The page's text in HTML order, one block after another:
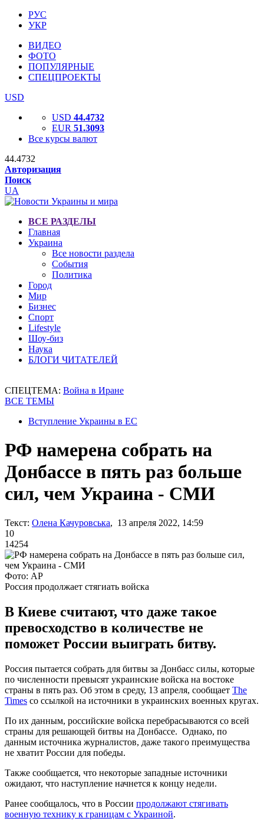
РУС
УКР
ВИДЕО
ФОТО
ПОПУЛЯРНЫЕ
СПЕЦПРОЕКТЫ
USD
USD 44.4732
EUR 51.3093
Все курсы валют
44.4732
Авторизация
Поиск
UA
ВСЕ РАЗДЕЛЫ
Главная
Украина
Все новости раздела
События
Политика
Город
Мир
Бизнес
Спорт
Lifestyle
Шоу-биз
Наука
БЛОГИ ЧИТАТЕЛЕЙ
СПЕЦТЕМА: Война в Иране
ВСЕ ТЕМЫ
Вступление Украины в ЕС
РФ намерена собрать на
Донбассе в пять раз больше
сил, чем Украина - СМИ
Текст: Олена Качуровська, 13 апреля 2022, 14:59
10
14254
Фото: AP
Россия продолжает стягиать войска
В Киеве считают, что даже такое
превосходство в количестве не
поможет России выиграть битву.
Россия пытается собрать для битвы за Донбасс силы, которые
по численности превысят украинские войска на востоке
страны в пять раз. Об этом в среду, 13 апреля, сообщает The
Times со ссылкой на источники в украинских военных кругах.
По их данным, российские войска перебрасываются со всей
страны для решающей битвы на Донбассе. Однако, по
данным источника журналистов, даже такого преимущества
не хватит России для победы.
Также сообщается, что некоторые западные источники
ожидают, что наступление начнется к концу недели.
Ранее сообщалось, что в России продолжают стягивать
военную технику к границам с Украиной.